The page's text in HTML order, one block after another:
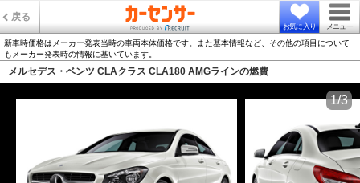
戻る
お気に入り メニュー
新車時価格はメーカー発表当時の車両本体価格です。また基本情報など、その他の項目について
もメーカー発表時の情報に基いています。
メルセデス・ベンツ CLAクラス CLA180 AMGラインの燃費
1/3